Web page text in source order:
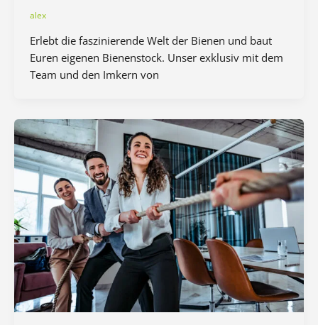
alex
Erlebt die faszinierende Welt der Bienen und baut
Euren eigenen Bienenstock. Unser exklusiv mit dem
Team und den Imkern von